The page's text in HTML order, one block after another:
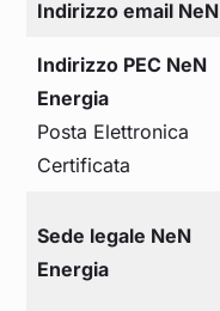
Indirizzo email NeN
Indirizzo PEC NeN
Energia
Posta Elettronica
Certificata
Sede legale NeN
Energia